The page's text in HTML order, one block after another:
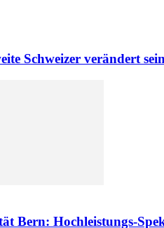
Schweizer verändert
Bern: Hochleistungs-